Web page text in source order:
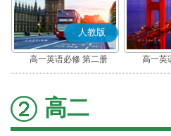
人教版
高一英语必修 第二册 高一英
高二